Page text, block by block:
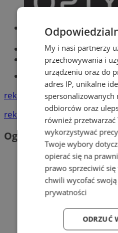
Zabrze
Największy
Książeczka
Tworzenie
reklama
reklama
Ogłoszenia
My i nasi partnerzy
przechowywania i
urządzeniu oraz do
adres IP, unikalne
odbiorców oraz
również
wykorzystywać
Twoje wybory
opierać się na
prawo sprzeciwić
chwili wycofać
prywatności
ODRZUĆ